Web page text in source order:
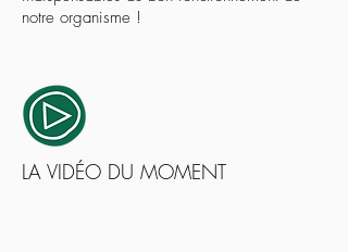
notre organisme !
LA VIDÉO DU MOMENT